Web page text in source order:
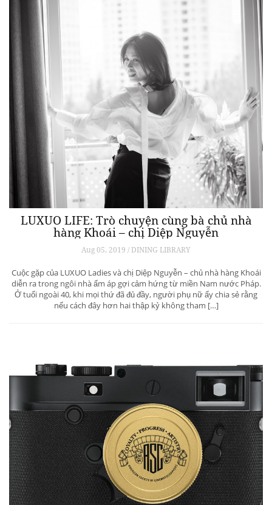
LUXUO LIFE: Trò chuyện cùng bà chủ nhà
hàng Khoái – chị Diệp Nguyễn
Aug 05, 2019 / DINING LIBRARY
Cuộc gặp của LUXUO Ladies và chị Diệp Nguyễn – chủ nhà hàng Khoái
diễn ra trong ngôi nhà ấm áp gợi cảm hứng từ miền Nam nước Pháp.
Ở tuổi ngoài 40, khi mọi thứ đã đủ đầy, người phụ nữ ấy chia sẻ rằng
nếu cách đây hơn hai thập kỷ không tham […]